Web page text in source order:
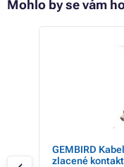
Mohlo by se vám
GEMBIRD
zlacené